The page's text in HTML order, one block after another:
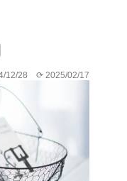
12/28 ⟳ 2025/02/17